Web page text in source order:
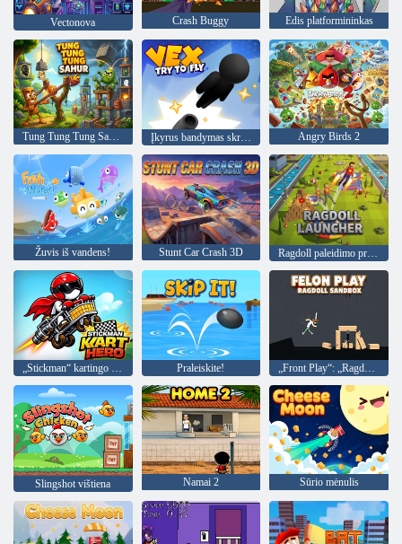
Vectonova Crash Buggy Edis platformininkas
Tung Tung Tung Sahur vs Zombie Įkyrus bandymas skristi Angry Birds 2
Žuvis iš vandens! Stunt Car Crash 3D Ragdoll paleidimo priemonė
Praleiskite!
Slingshot vištiena Namai 2 Sūrio mėnulis